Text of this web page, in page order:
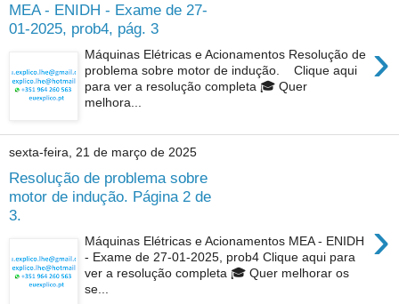
MEA - ENIDH - Exame de 27-
01-2025, prob4, pág. 3
›
Máquinas Elétricas e Acionamentos Resolução de
problema sobre motor de indução. Clique aqui
para ver a resolução completa 🎓 Quer
melhora...
sexta-feira, 21 de março de 2025
Resolução de problema sobre
motor de indução. Página 2 de
3.
›
Máquinas Elétricas e Acionamentos MEA - ENIDH
- Exame de 27-01-2025, prob4 Clique aqui para
ver a resolução completa 🎓 Quer melhorar os
se...